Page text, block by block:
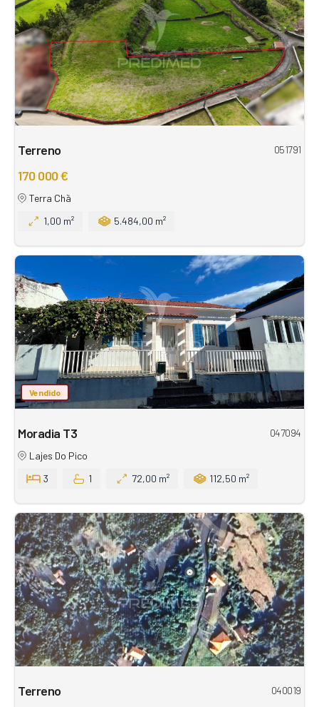
Terreno 051791
170 000 €
Terra Chã
1,00 m²
5.484,00 m²
Vendido
Moradia T3
047094
Lajes Do Pico
3
1 72,00 m² 112,50 m²
Terreno 040019